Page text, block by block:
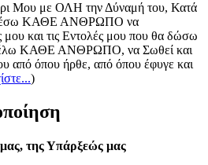
Μου με ΟΛΗ την Δύναμή του, Κατά
ΚΑΘΕ ΑΝΘΡΩΠΟ να
μου και τις Εντολές μου που θα δώσω
ΚΑΘΕ ΑΝΘΡΩΠΟ, να Σωθεί και
από όπου ήρθε, από όπου έφυγε και
)
της Υπάρξεώς μας